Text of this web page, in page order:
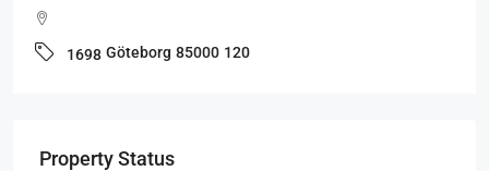
1698 Göteborg 85000 120
Property Status